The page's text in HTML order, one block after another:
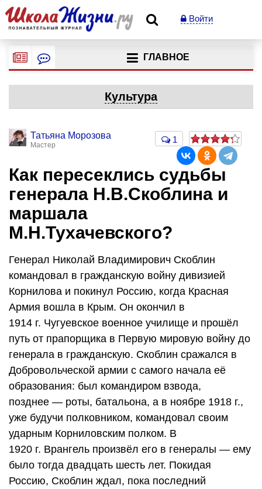
Войти
ГЛАВНОЕ
Культура
Татьяна Морозова
Мастер
1
Как пересеклись судьбы
генерала Н.В.Скоблина и
маршала
М.Н.Тухачевского?
Генерал Николай Владимирович Скоблин
командовал в гражданскую войну дивизией
Корнилова и покинул Россию, когда Красная
Армия вошла в Крым. Он окончил в
1914 г. Чугуевское военное училище и прошёл
путь от прапорщика в Первую мировую войну до
генерала в гражданскую. Скоблин сражался в
Добровольческой армии с самого начала её
образования: был командиром взвода,
позднее — роты, батальона, а в ноябре 1918 г.,
уже будучи полковником, командовал своим
ударным Корниловским полком. В
1920 г. Врангель произвёл его в генералы — ему
было тогда двадцать шесть лет. Покидая
Россию, Скоблин ждал, пока последний